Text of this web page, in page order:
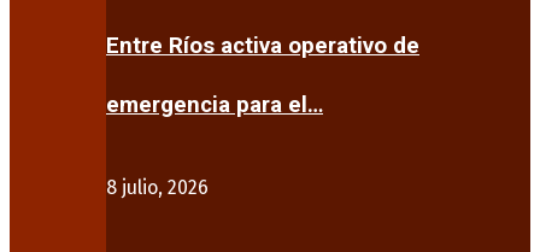
Entre Ríos activa operativo de
emergencia para el…
8 julio, 2026